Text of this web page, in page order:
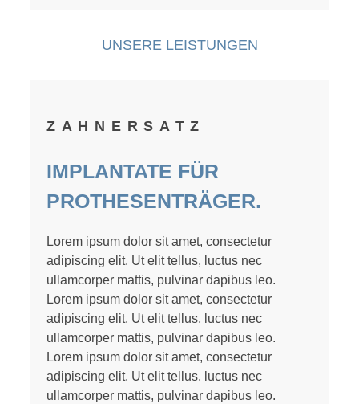
UNSERE LEISTUNGEN
ZAHNERSATZ
IMPLANTATE FÜR
PROTHESENTRÄGER.
Lorem ipsum dolor sit amet, consectetur
adipiscing elit. Ut elit tellus, luctus nec
ullamcorper mattis, pulvinar dapibus leo.
Lorem ipsum dolor sit amet, consectetur
adipiscing elit. Ut elit tellus, luctus nec
ullamcorper mattis, pulvinar dapibus leo.
Lorem ipsum dolor sit amet, consectetur
adipiscing elit. Ut elit tellus, luctus nec
ullamcorper mattis, pulvinar dapibus leo.